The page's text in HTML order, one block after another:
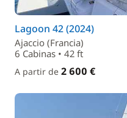
Lagoon 42 (2024)
Ajaccio (Francia)
6 Cabinas • 42 ft
A partir de 2 600 €